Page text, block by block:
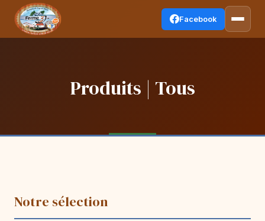
Facebook
Produits | Tous
Notre sélection